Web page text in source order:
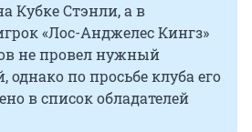
Кубке Стэнли, а в
«Лос-Анджелес Кингз»
не провел нужный
по просьбе клуба его
в список обладателей